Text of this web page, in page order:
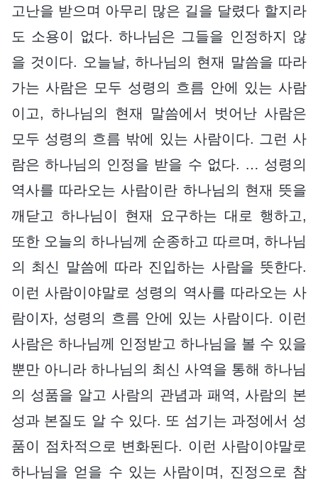
고난을 받으며 아무리 많은 길을 달렸다 할지라
도 소용이 없다. 하나님은 그들을 인정하지 않
을 것이다. 오늘날, 하나님의 현재 말씀을 따라
가는 사람은 모두 성령의 흐름 안에 있는 사람
이고, 하나님의 현재 말씀에서 벗어난 사람은
모두 성령의 흐름 밖에 있는 사람이다. 그런 사
람은 하나님의 인정을 받을 수 없다. … 성령의
역사를 따라오는 사람이란 하나님의 현재 뜻을
깨닫고 하나님이 현재 요구하는 대로 행하고,
또한 오늘의 하나님께 순종하고 따르며, 하나님
의 최신 말씀에 따라 진입하는 사람을 뜻한다.
이런 사람이야말로 성령의 역사를 따라오는 사
람이자, 성령의 흐름 안에 있는 사람이다. 이런
사람은 하나님께 인정받고 하나님을 볼 수 있을
뿐만 아니라 하나님의 최신 사역을 통해 하나님
의 성품을 알고 사람의 관념과 패역, 사람의 본
성과 본질도 알 수 있다. 또 섬기는 과정에서 성
품이 점차적으로 변화된다. 이런 사람이야말로
하나님을 얻을 수 있는 사람이며, 진정으로 참